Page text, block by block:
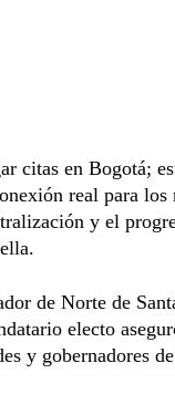
citas en Bogotá;
real para los
y el
de Norte de
electo
y gobernadores